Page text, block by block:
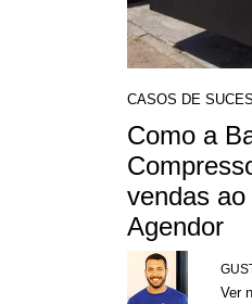
CASOS DE
Como a
vendas
Agendor
Ver